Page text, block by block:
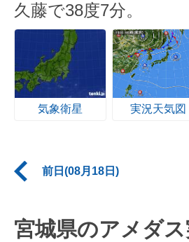
久藤で38度7分。
気象衛星 実況天気図
前日(08月18日)
宮城県のアメダ